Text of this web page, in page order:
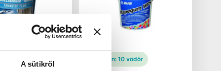
A sütikről
Raktáron: 10 vödör